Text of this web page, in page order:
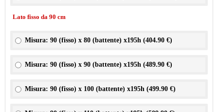
Lato fisso da 90 cm
Misura: 90 (fisso) x 80 (battente) x195h (404.90 €)
Misura: 90 (fisso) x 90 (battente) x195h (489.90 €)
Misura: 90 (fisso) x 100 (battente) x195h (499.90 €)